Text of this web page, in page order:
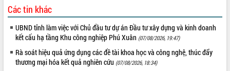
tại Trung tâm Phục vụ hành chính
công tỉnh
Đắk Lắk: Tôn vinh 46 giải pháp tại Hội
thi Sáng tạo Kỹ thuật 2024 - 2025
Đắk Lắk rà soát, điều chỉnh Đề án 190
về phát triển nuôi trồng thủy sản
Các tin khác
UBND tỉnh làm việc với Chủ đầu tư dự án Đầu tư xây dựng và kinh doanh
kết cấu hạ tầng Khu công nghiệp Phú Xuân (07/08/2026, 19:47)
Rà soát hiệu quả ứng dụng các đề tài khoa học và công nghệ, thúc đẩy
thương mại hóa kết quả nghiên cứu (07/08/2026, 18:34)